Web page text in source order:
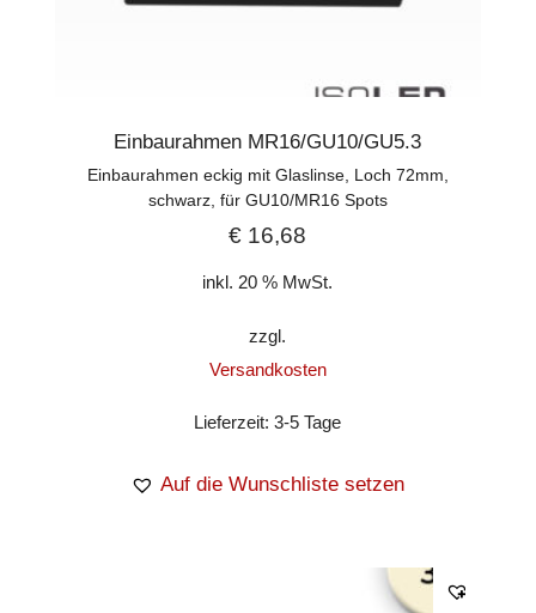
Einbaurahmen MR16/GU10/GU5.3
Einbaurahmen eckig mit Glaslinse, Loch 72mm,
schwarz, für GU10/MR16 Spots
€ 16,68
inkl. 20 % MwSt.
zzgl.
Versandkosten
Lieferzeit:3-5 Tage
Auf die Wunschliste setzen